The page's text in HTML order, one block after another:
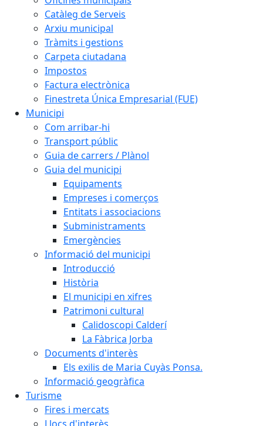
Catàleg de Serveis
Arxiu municipal
Tràmits i gestions
Carpeta ciutadana
Impostos
Factura electrònica
Finestreta Única Empresarial (FUE)
Municipi
Com arribar-hi
Transport públic
Guia de carrers / Plànol
Guia del municipi
Equipaments
Empreses i comerços
Entitats i associacions
Subministraments
Emergències
Informació del municipi
Introducció
Història
El municipi en xifres
Patrimoni cultural
Calidoscopi Calderí
La Fàbrica Jorba
Documents d'interès
Els exilis de Maria Cuyàs Ponsa.
Informació geogràfica
Turisme
Fires i mercats